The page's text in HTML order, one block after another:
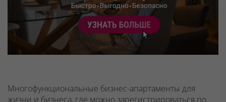
Многофункциональные бизнес-апартаменты для
жизни и бизнеса, где можно зарегистрироваться по